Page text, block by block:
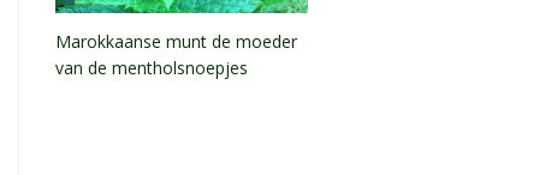
Marokkaanse munt de moeder
van de mentholsnoepjes